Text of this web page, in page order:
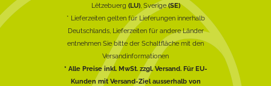
Lëtzebuerg (LU), Sverige(SE)
* Lieferzeiten gelten für Lieferungen innerhalb
Deutschlands, Lieferzeiten für andere Länder
entnehmen Sie bitte der Schaltfläche mit den
Versandinformationen
* Alle Preise inkl. MwSt. zzgl. Versand. Für EU-
Kunden mit Versand-Ziel ausserhalb von